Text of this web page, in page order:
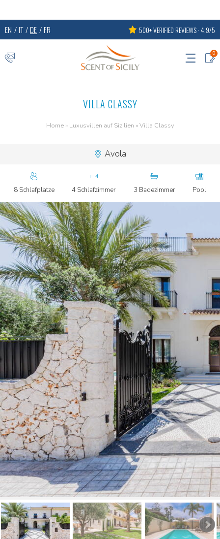
EN IT DE FR 500+ VERIFIED REVIEWS · 4.9/5
0
VILLA CLASSY
Home» Luxusvillen auf Sizilien »Villa Classy
Avola
8 Schlafplätze 4 Schlafzimmer 3 Badezimmer Pool